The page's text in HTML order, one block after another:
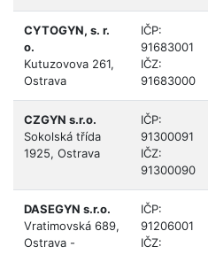
CYTOGYN, s. r.
o.
Kutuzovova 261,
Ostrava
IČP:
91683001
IČZ:
91683000
CZGYN s.r.o.
Sokolská třída
1925, Ostrava
IČP:
91300091
IČZ:
91300090
DASEGYN s.r.o.
Vratimovská 689,
Ostrava -
IČP:
91206001
IČZ: